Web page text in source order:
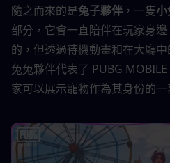
隨之而來的是兔子夥伴 ，一隻小
部分，它會一直陪伴在玩家身
的，但透過待機動畫和在大廳
兔兔夥伴代表了 PUBG
家可以展示寵物作為其身份的一